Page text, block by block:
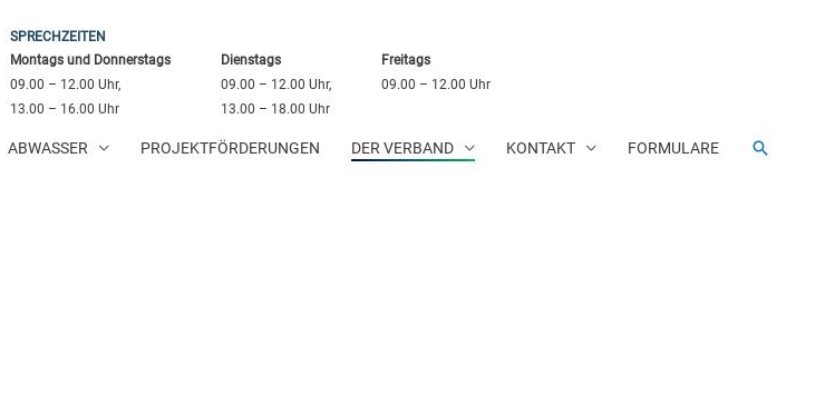
SPRECHZEITEN
Montags und Donnerstags
09.00 – 12.00 Uhr,
13.00 – 16.00 Uhr
Dienstags
09.00 – 12.00 Uhr,
13.00 – 18.00 Uhr
Freitags
09.00 – 12.00 Uhr
ABWASSER PROJEKTFÖRDERUNGEN DER VERBAND KONTAKT FORMULARE SUCHE